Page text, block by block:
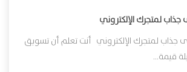
لمتجرك الإلكتروني
جذاب لمتجرك الإلكتروني أنت تعلم أن تسويق
قيمة...